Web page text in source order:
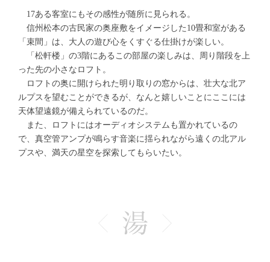
17ある客室にもその感性が随所に見られる。
信州松本の古民家の奥座敷をイメージした10畳和室がある
「束間」は、大人の遊び心をくすぐる仕掛けが楽しい。
「松軒楼」の3階にあるこの部屋の楽しみは、周り階段を上
った先の小さなロフト。
ロフトの奥に開けられた明り取りの窓からは、壮大な北ア
ルプスを望むことができるが、なんと嬉しいことにここには
天体望遠鏡が備えられているのだ。
また、ロフトにはオーディオシステムも置かれているの
で、真空管アンプが鳴らす音楽に揺られながら遠くの北アル
プスや、満天の星空を探索してもらいたい。